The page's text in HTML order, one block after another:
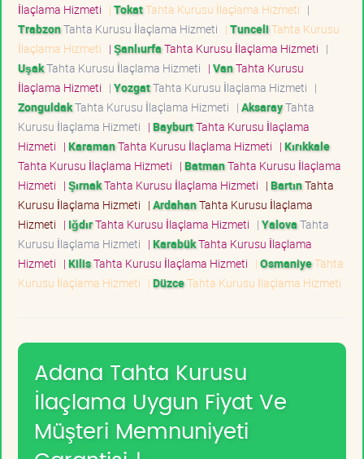
İlaçlama Hizmeti | TokatTahta Kurusu İlaçlama Hizmeti |
TrabzonTahta Kurusu İlaçlama Hizmeti | TunceliTahta Kurusu
İlaçlama Hizmeti | ŞanlıurfaTahta Kurusu İlaçlama Hizmeti |
UşakTahta Kurusu İlaçlama Hizmeti | VanTahta Kurusu
İlaçlama Hizmeti | YozgatTahta Kurusu İlaçlama Hizmeti |
ZonguldakTahta Kurusu İlaçlama Hizmeti | AksarayTahta
Kurusu İlaçlama Hizmeti | BayburtTahta Kurusu İlaçlama
Hizmeti | KaramanTahta Kurusu İlaçlama Hizmeti | Kırıkkale
Tahta Kurusu İlaçlama Hizmeti | BatmanTahta Kurusu İlaçlama
Hizmeti | ŞırnakTahta Kurusu İlaçlama Hizmeti | BartınTahta
Kurusu İlaçlama Hizmeti | ArdahanTahta Kurusu İlaçlama
Hizmeti | IğdırTahta Kurusu İlaçlama Hizmeti | YalovaTahta
Kurusu İlaçlama Hizmeti | KarabükTahta Kurusu İlaçlama
Hizmeti | KilisTahta Kurusu İlaçlama Hizmeti | OsmaniyeTahta
Kurusu İlaçlama Hizmeti | DüzceTahta Kurusu İlaçlama Hizmeti
Adana Tahta Kurusu
İlaçlama Uygun Fiyat Ve
Müşteri Memnuniyeti